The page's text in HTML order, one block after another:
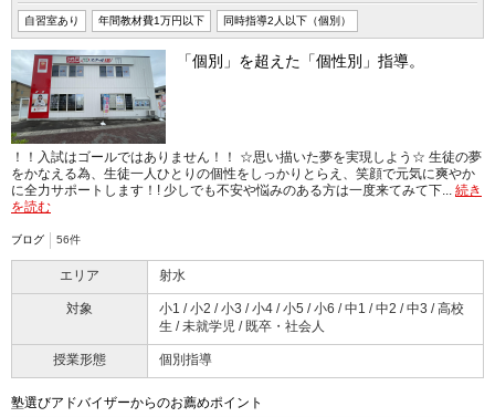
自習室あり 年間教材費1万円以下 同時指導2人以下（個別）
「個別」を超えた「個性別」指導。
！！入試はゴールではありません！！ ☆思い描いた夢を実現しよう☆ 生徒の夢
をかなえる為、生徒一人ひとりの個性をしっかりとらえ、笑顔で元気に爽やか
に全力サポートします！! 少しでも不安や悩みのある方は一度来てみて下... 続き
を読む
ブログ 56件
エリア 射水
対象
小1 / 小2 / 小3 / 小4 / 小5 / 小6 / 中1 / 中2 / 中3 / 高校
生 / 未就学児 / 既卒・社会人
授業形態 個別指導
塾選びアドバイザーからのお薦めポイント